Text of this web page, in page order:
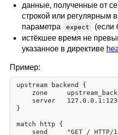
данные, полученные от
строкой или регулярным
параметра
expect
(если
истёкшее время не
указанное в директиве
Пример:
upstream backend {
zone
server
}
match http {
send     "GET / HTTP/